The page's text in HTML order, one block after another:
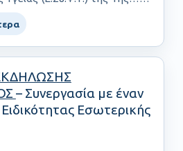
– Συνεργασία με έναν
Εσωτερικής